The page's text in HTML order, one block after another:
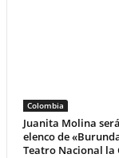
Colombia
Juanita Molina
elenco de
Teatro Nacional la